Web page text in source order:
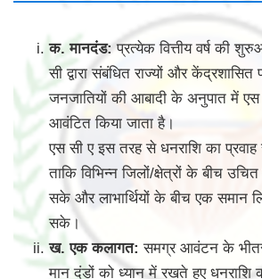
क. मानदंड:प्रत्येक वित्तीय वर्ष की
सी द्वारा संबंधित राज्यों और
जनजातियों की आबादी के अनुपात में एस
आवंटित किया जाता है।
एस सी ए इस तरह से धनराशि का
ताकि विभिन्न जिलों/क्षेत्रों के बीच
सके और लाभार्थियों के बीच एक समान
सके।
ख. एक कलागत:समग्र आवंटन के भीतर
मान दंडों को ध्यान में रखते हुए धनराशि